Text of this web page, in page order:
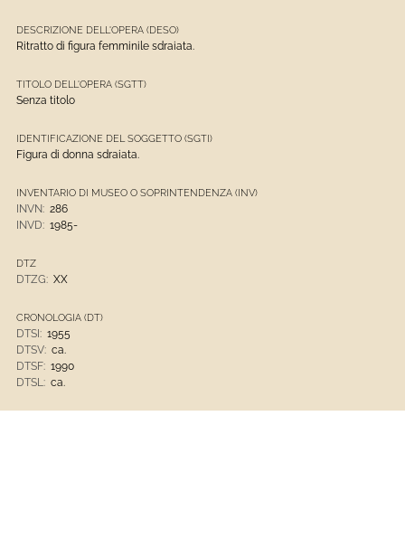
DESCRIZIONE DELL'OPERA (DESO)
Ritratto di figura femminile sdraiata.
TITOLO DELL'OPERA (SGTT)
Senza titolo
IDENTIFICAZIONE DEL SOGGETTO (SGTI)
Figura di donna sdraiata.
INVENTARIO DI MUSEO O SOPRINTENDENZA (INV)
INVN: 286
INVD: 1985-
DTZ
DTZG: XX
CRONOLOGIA (DT)
DTSI: 1955
DTSV: ca.
DTSF: 1990
DTSL: ca.